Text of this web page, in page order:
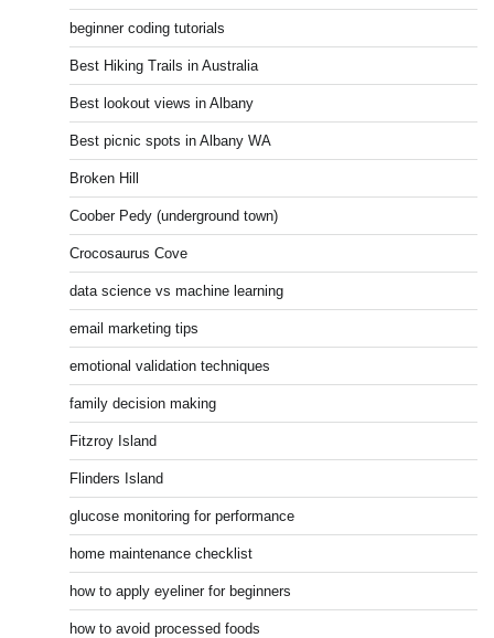
beginner coding tutorials
Best Hiking Trails in Australia
Best lookout views in Albany
Best picnic spots in Albany WA
Broken Hill
Coober Pedy (underground town)
Crocosaurus Cove
data science vs machine learning
email marketing tips
emotional validation techniques
family decision making
Fitzroy Island
Flinders Island
glucose monitoring for performance
home maintenance checklist
how to apply eyeliner for beginners
how to avoid processed foods